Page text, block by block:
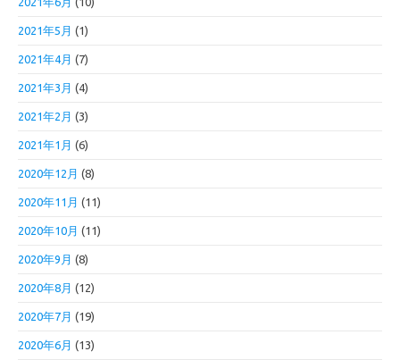
2021年5月 (1)
2021年4月 (7)
2021年3月 (4)
2021年2月 (3)
2021年1月 (6)
2020年12月 (8)
2020年11月 (11)
2020年10月 (11)
2020年9月 (8)
2020年8月 (12)
2020年7月 (19)
2020年6月 (13)